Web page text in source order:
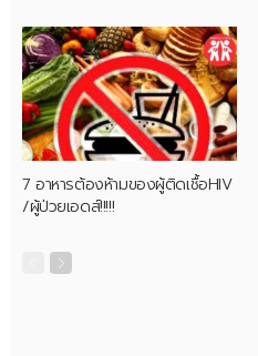
7 อาหารต้องห้ามของผู้ติดเชื้อHIV
/ผู้ป่วยเอดส์!!!!!